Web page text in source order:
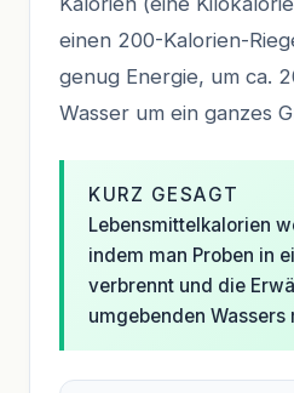
einen 200-Kalorien-
genug Energie, um ca.
Wasser um ein ganzes
KURZ GESAGT
Lebensmittelkalorien
indem man Proben in
verbrennt und die
umgebenden Wassers